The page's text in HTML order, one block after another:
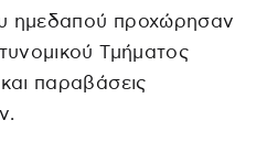
ημεδαπού προχώρησαν
Τμήματος
παραβάσεις